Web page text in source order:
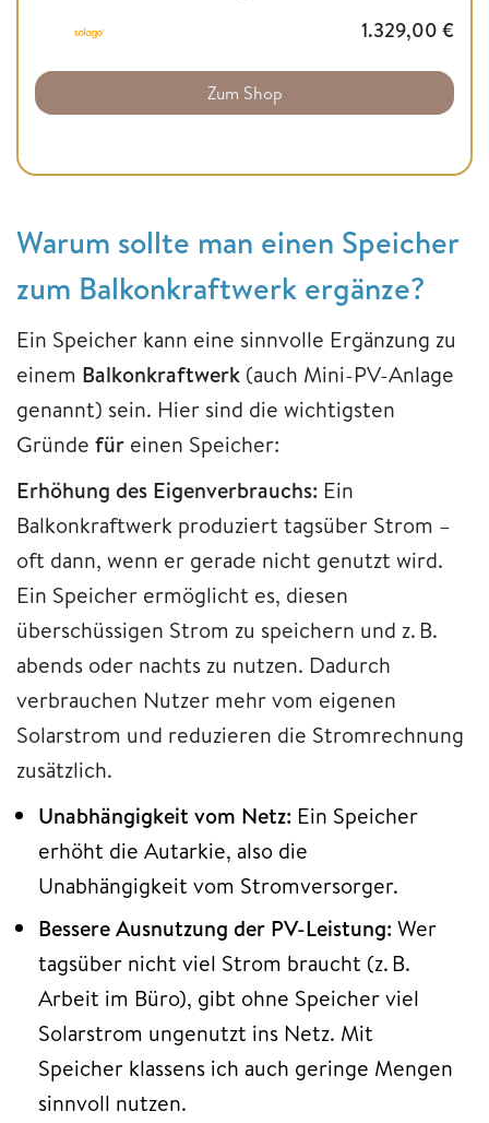
1.329,00 €
Zum Shop
Warum sollte man einen Speicher
zum Balkonkraftwerk ergänze?
Ein Speicher kann eine sinnvolle Ergänzung zu
einem Balkonkraftwerk (auch Mini-PV-Anlage
genannt) sein. Hier sind die wichtigsten
Gründe für einen Speicher:
Erhöhung des Eigenverbrauchs: Ein
Balkonkraftwerk produziert tagsüber Strom –
oft dann, wenn er gerade nicht genutzt wird.
Ein Speicher ermöglicht es, diesen
überschüssigen Strom zu speichern und z. B.
abends oder nachts zu nutzen. Dadurch
verbrauchen Nutzer mehr vom eigenen
Solarstrom und reduzieren die Stromrechnung
zusätzlich.
Unabhängigkeit vom Netz: Ein Speicher
erhöht die Autarkie, also die
Unabhängigkeit vom Stromversorger.
Bessere Ausnutzung der PV-Leistung: Wer
tagsüber nicht viel Strom braucht (z. B.
Arbeit im Büro), gibt ohne Speicher viel
Solarstrom ungenutzt ins Netz. Mit
Speicher klassens ich auch geringe Mengen
sinnvoll nutzen.